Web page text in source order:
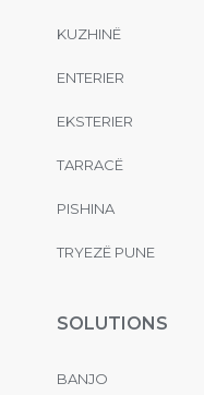
KUZHINË
ENTERIER
EKSTERIER
TARRACË
PISHINA
TRYEZË PUNE
SOLUTIONS
BANJO